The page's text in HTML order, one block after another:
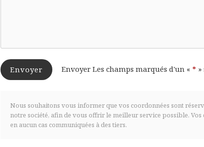
Envoyer Envoyer Les champs marqués d'un « *
Nous souhaitons vous informer que vos coordonnées sont
notre société, afin de vous offrir le meilleur service possible. Vos
en aucun cas communiquées à des tiers.